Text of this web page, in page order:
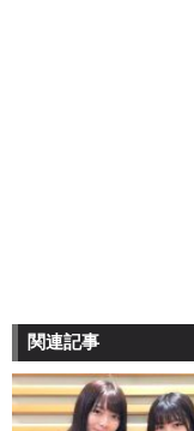
関連記事